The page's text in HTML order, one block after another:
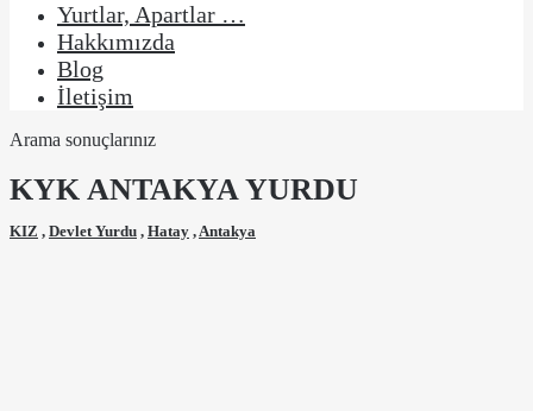
Yurtlar, Apartlar …
Hakkımızda
Blog
İletişim
Arama sonuçlarınız
KYK ANTAKYA YURDU
KIZ , Devlet Yurdu , Hatay , Antakya